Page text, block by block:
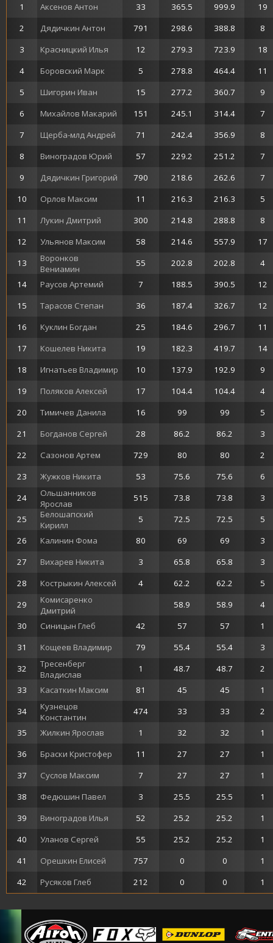
1 Аксенов Антон 33 365.5 999.9
19
2
Дядичкин Антон 791 298.6 388.8
8
3
Красницкий Илья 12 279.3 723.9
18
4
Боровский Марк 5 278.8 464.4
11
5
Шигорин Иван 15 277.2 360.7
9
6
Михайлов Макарий 151 245.1 314.4
7
7
Щерба-млд Андрей 71 242.4 356.9
8
8
Виноградов Юрий 57 229.2 251.2
7
9
Дядичкин Григорий 790 218.6 262.6
7
10
Орлов Максим 11 216.3 216.3
5
11
Лукин Дмитрий 300 214.8 288.8
8
12
Ульянов Максим 58 214.6 557.9
17
13
Воронков
Вениамин
55 202.8 202.8
4
14
Раусов Артемий 7 188.5 390.5
12
15
Тарасов Степан 36 187.4 326.7
12
16
Куклин Богдан 25 184.6 296.7
11
17
Кошелев Никита 19 182.3 419.7
14
18
Игнатьев Владимир 10 137.9 192.9
9
19
Поляков Алексей 17 104.4 104.4
4
20
Тимичев Данила 16 99 99
5
21
Богданов Сергей 28 86.2 86.2
3
22
Сазонов Артем 729 80 80
2
23
Жужков Никита 53 75.6 75.6
6
24
Ольшанников
Ярослав
515 73.8 73.8
3
25
Белошапский
Кирилл
5 72.5 72.5
5
26
Калинин Фома 80 69 69
3
27
Вихарев Никита 3 65.8 65.8
3
28
Кострыкин Алексей 4 62.2 62.2
5
29
Комисаренко
Дмитрий
58.9 58.9
4
30
Синицын Глеб 42 57 57
1
31
Кощеев Владимир 79 55.4 55.4
3
32
Тресенберг
Владислав
1 48.7 48.7
2
33
Касаткин Максим 81 45 45
1
34
Кузнецов
Константин
474 33 33
2
35
Жилкин Ярослав 1 32 32
1
36
Браски Кристофер 11 27 27
1
37
Суслов Максим 7 27 27
1
38
Федюшин Павел 3 25.5 25.5
1
39
Виноградов Илья 52 25.2 25.2
1
40
Уланов Сергей 55 25.2 25.2
1
41
Орешкин Елисей 757 0 0
1
42
Русяков Глеб 212 0 0 1